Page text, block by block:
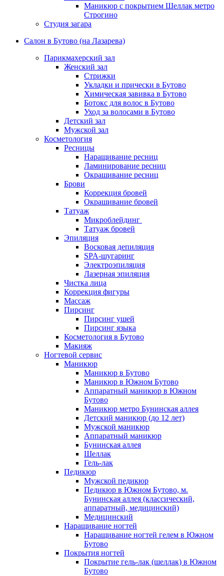
Маникюр с покрытием Шеллак метро
Строгино
Студия загара
Салон в Бутово (на Лазарева)
Парикмахерский зал
Женский зал
Стрижки
Укладки и прически в Бутово
Химическая завивка в Бутово
Ботокс для волос в Бутово
Уход за волосами в Бутово
Детский зал
Мужской зал
Косметология
Ресницы
Наращивание ресниц
Ламинирование ресниц
Окрашивание ресниц
Брови
Коррекция бровей
Окрашивание бровей
Татуаж
Микроблейдинг
Татуаж бровей
Эпиляция
Восковая депиляция
SPA-шугаринг
Электроэпиляция
Лазерная эпиляция
Чистка лица
Коррекция фигуры
Массаж
Пирсинг
Пирсинг ушей
Пирсинг языка
Косметология в Бутово
Макияж
Ногтевой сервис
Маникюр
Маникюр в Бутово
Маникюр в Южном Бутово
Аппаратный маникюр в Южном
Бутово
Маникюр метро Бунинская аллея
Детский маникюр (до 12 лет)
Мужской маникюр
Аппаратный маникюр
Бунинская аллея
Шеллак
Гель-лак
Педикюр
Мужской педикюр
Педикюр в Южном Бутово, м.
Бунинская аллея (классический,
аппаратный, медицинский)
Медицинский
Наращивание ногтей
Наращивание ногтей гелем в Южном
Бутово
Покрытия ногтей
Покрытие гель-лак (шеллак) в Южном
Бутово